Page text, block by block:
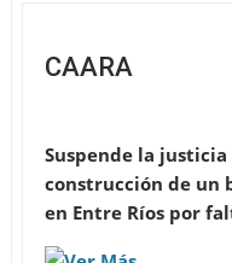
CAARA
Suspende la justicia
construcción de un
en Entre Ríos por